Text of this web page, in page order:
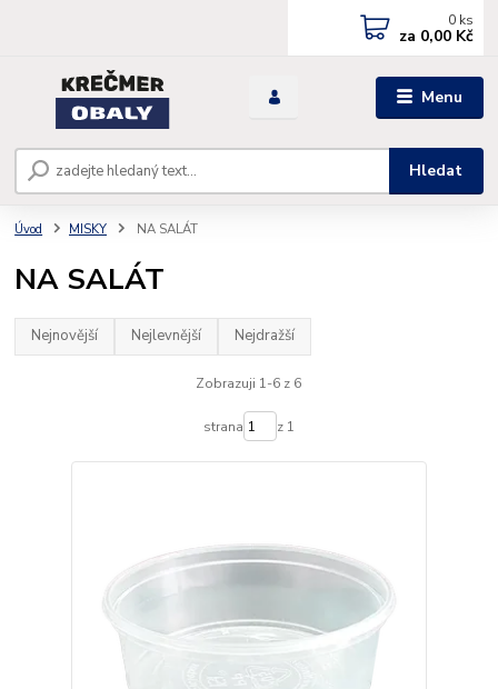
Menu
Hledat
0 ks
za 0,00 Kč
Úvod MISKY NA SALÁT
NA SALÁT
Nejnovější Nejlevnější Nejdražší
Zobrazuji 1-6 z 6
strana z 1